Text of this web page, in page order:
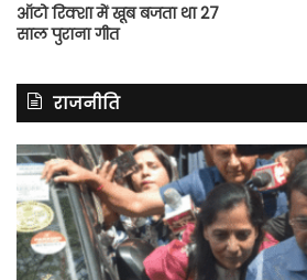
ऑटो रिक्शा में खूब बजता था 27
साल पुराना गीत
राजनीति